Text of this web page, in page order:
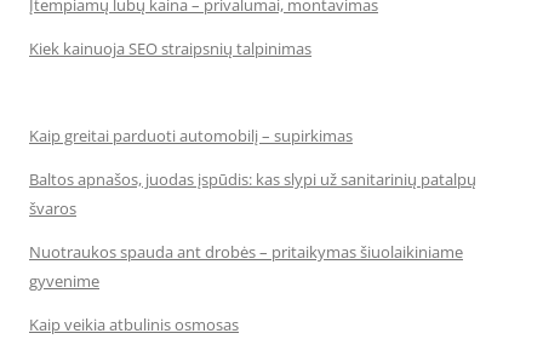
Įtempiamų lubų kaina – privalumai, montavimas
Kiek kainuoja SEO straipsnių talpinimas
Kaip greitai parduoti automobilį – supirkimas
Baltos apnašos, juodas įspūdis: kas slypi už sanitarinių patalpų
švaros
Nuotraukos spauda ant drobės – pritaikymas šiuolaikiniame
gyvenime
Kaip veikia atbulinis osmosas